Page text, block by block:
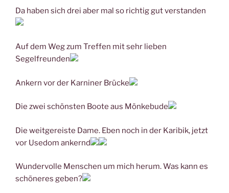
Da haben sich drei aber mal so richtig gut verstanden
Auf dem Weg zum Treffen mit sehr lieben
Segelfreunden
Ankern vor der Karniner Brücke
Die zwei schönsten Boote aus Mönkebude
Die weitgereiste Dame. Eben noch in der Karibik, jetzt
vor Usedom ankernd
Wundervolle Menschen um mich herum. Was kann es
schöneres geben?